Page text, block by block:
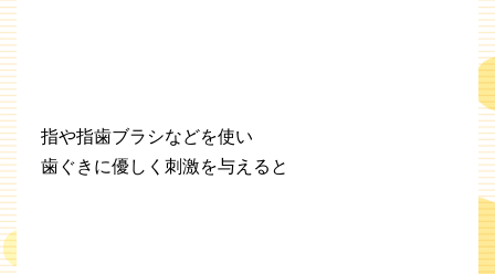
指や指歯ブラシなどを使い
歯ぐきに優しく刺激を与えると